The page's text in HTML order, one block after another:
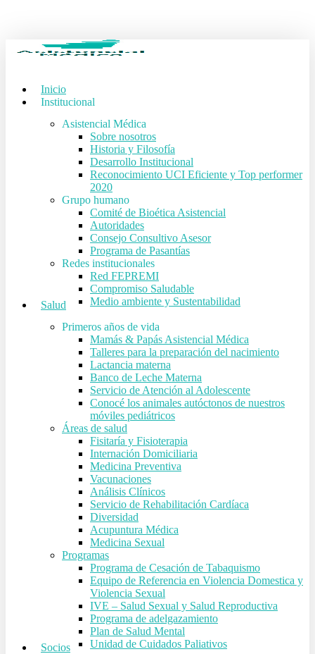
content
Inicio
Institucional
Asistencial Médica
Sobre nosotros
Historia y Filosofía
Desarrollo Institucional
Reconocimiento UCI Eficiente y Top performer
2020
Grupo humano
Comité de Bioética Asistencial
Autoridades
Consejo Consultivo Asesor
Programa de Pasantías
Redes institucionales
Red FEPREMI
Compromiso Saludable
Medio ambiente y Sustentabilidad
Salud
Primeros años de vida
Mamás & Papás Asistencial Médica
Talleres para la preparación del nacimiento
Lactancia materna
Banco de Leche Materna
Servicio de Atención al Adolescente
Conocé los animales autóctonos de nuestros
móviles pediátricos
Áreas de salud
Fisitaría y Fisioterapia
Internación Domiciliaria
Medicina Preventiva
Vacunaciones
Análisis Clínicos
Servicio de Rehabilitación Cardíaca
Diversidad
Acupuntura Médica
Medicina Sexual
Programas
Programa de Cesación de Tabaquismo
Equipo de Referencia en Violencia Domestica y
Violencia Sexual
IVE – Salud Sexual y Salud Reproductiva
Programa de adelgazamiento
Plan de Salud Mental
Unidad de Cuidados Paliativos
Socios